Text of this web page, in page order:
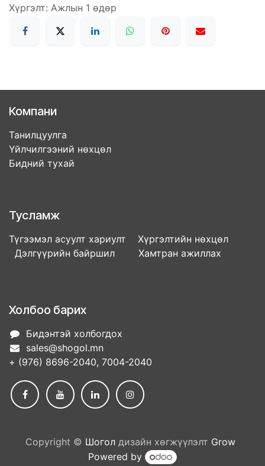
Хүргэлт: Ажлын 1 өдөр
Компани
Танилцуулга
Үйлчилгээний нөхцөл
Бидний тухай
Тусламж
Түгээмэл асуулт хариулт Хүргэлтийн нөхцөл
Дэлгүүрийн байршил Хамтран ажиллах
Холбоо барих
Бидэнтэй холбогдох
sales@shogol.mn
+ (976) 8696-2040, 7004-2040
Copyright © Шоголдизайн хөгжүүлэлт Grow
Powered by